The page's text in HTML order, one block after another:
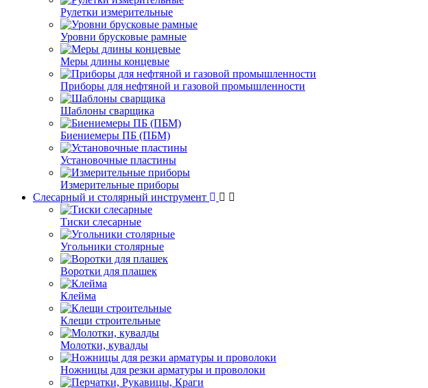
Рулетки измерительные
Уровни брусковые рамные
Меры длины концевые
Приборы для нефтяной и газовой промышленности
Шаблоны сварщика
Биениемеры ПБ (ПБМ)
Установочные пластины
Измерительные приборы
Слесарный и столярный инструмент
Тиски слесарные
Угольники столярные
Воротки для плашек
Клейма
Клещи строительные
Молотки, кувалды
Ножницы для резки арматуры и проволоки